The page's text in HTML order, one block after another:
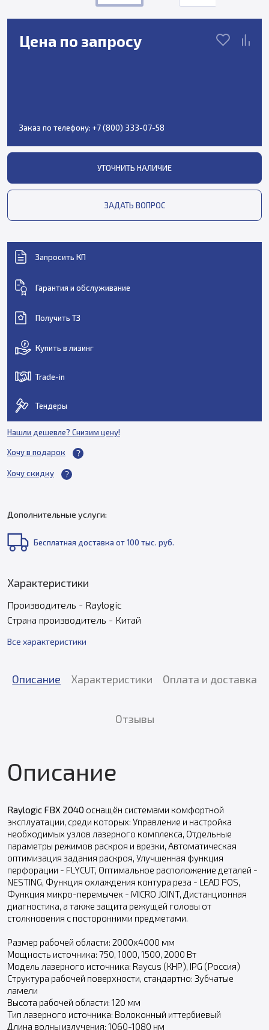
Цена по запросу
Заказ по телефону: +7 (800) 333-07-58
УТОЧНИТЬ НАЛИЧИЕ
ЗАДАТЬ ВОПРОС
Запросить КП
Гарантия и обслуживание
Получить ТЗ
Купить в лизинг
Trade-in
Тендеры
Нашли дешевле? Снизим цену!
Хочу в подарок
Хочу скидку
Дополнительные услуги:
Бесплатная доставка от 100 тыс. руб.
Характеристики
Производитель - Raylogic
Страна производитель - Китай
Все характеристики
Описание Характеристики Оплата и доставка
Отзывы
Описание
Raylogic FBX 2040 оснащён системами комфортной
эксплуатации, среди которых: Управление и настройка
необходимых узлов лазерного комплекса, Отдельные
параметры режимов раскроя и врезки, Автоматическая
оптимизация задания раскроя, Улучшенная функция
перфорации - FLYCUT, Оптимальное расположение деталей -
NESTING, Функция охлаждения контура реза - LEAD POS,
Функция микро-перемычек - MICRO JOINT, Дистанционная
диагностика, а также защита режущей головы от
столкновения с посторонними предметами.
Размер рабочей области: 2000х4000 мм
Мощность источника: 750, 1000, 1500, 2000 Вт
Модель лазерного источника: Raycus (КНР), IPG (Россия)
Структура рабочей поверхности, стандартно: Зубчатые
ламели
Высота рабочей области: 120 мм
Тип лазерного источника: Волоконный иттербиевый
Длина волны излучения: 1060-1080 нм